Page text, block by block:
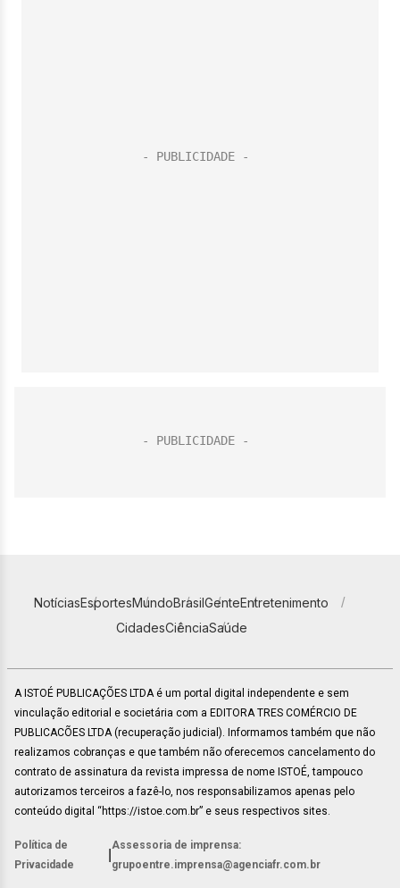
NotíciasEsportesMundoBrasilGenteEntretenimento
CidadesCiênciaSaúde
A ISTOÉ PUBLICAÇÕES LTDA é um portal digital independente e sem
vinculação editorial e societária com a EDITORA TRES COMÉRCIO DE
PUBLICACÕES LTDA (recuperação judicial). Informamos também que não
realizamos cobranças e que também não oferecemos cancelamento do
contrato de assinatura da revista impressa de nome ISTOÉ, tampouco
autorizamos terceiros a fazê-lo, nos responsabilizamos apenas pelo
conteúdo digital “https://istoe.com.br” e seus respectivos sites.
Política de
Privacidade
Assessoria de imprensa:
grupoentre.imprensa@agenciafr.com.br